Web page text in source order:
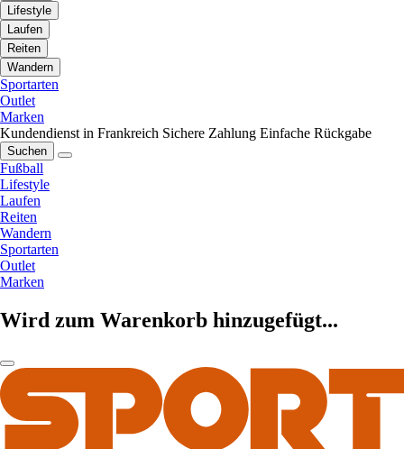
Lifestyle
Laufen
Reiten
Wandern
Sportarten
Outlet
Marken
Kundendienst in Frankreich Sichere Zahlung Einfache Rückgabe
Suchen
Fußball
Lifestyle
Laufen
Reiten
Wandern
Sportarten
Outlet
Marken
Wird zum Warenkorb hinzugefügt...